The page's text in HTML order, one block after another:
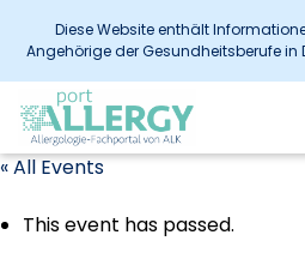
Diese Website enthält
Angehörige der Gesundheitsberufe
« All Events
This event has passed.